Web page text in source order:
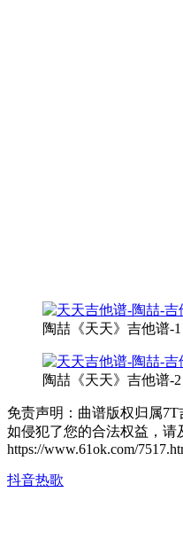
陶喆《天天》吉他谱-1
陶喆《天天》吉他谱-2
免责声明：曲谱版权归属7T
如侵犯了您的合法权益，请
https://www.61ok.com/
抖音热歌